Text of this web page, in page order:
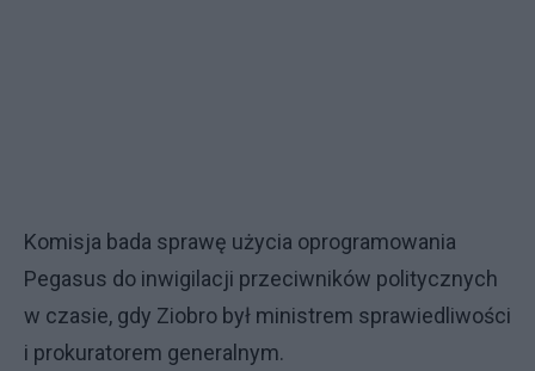
Komisja bada sprawę użycia oprogramowania
Pegasus do inwigilacji przeciwników politycznych
w czasie, gdy Ziobro był ministrem sprawiedliwości
i prokuratorem generalnym.